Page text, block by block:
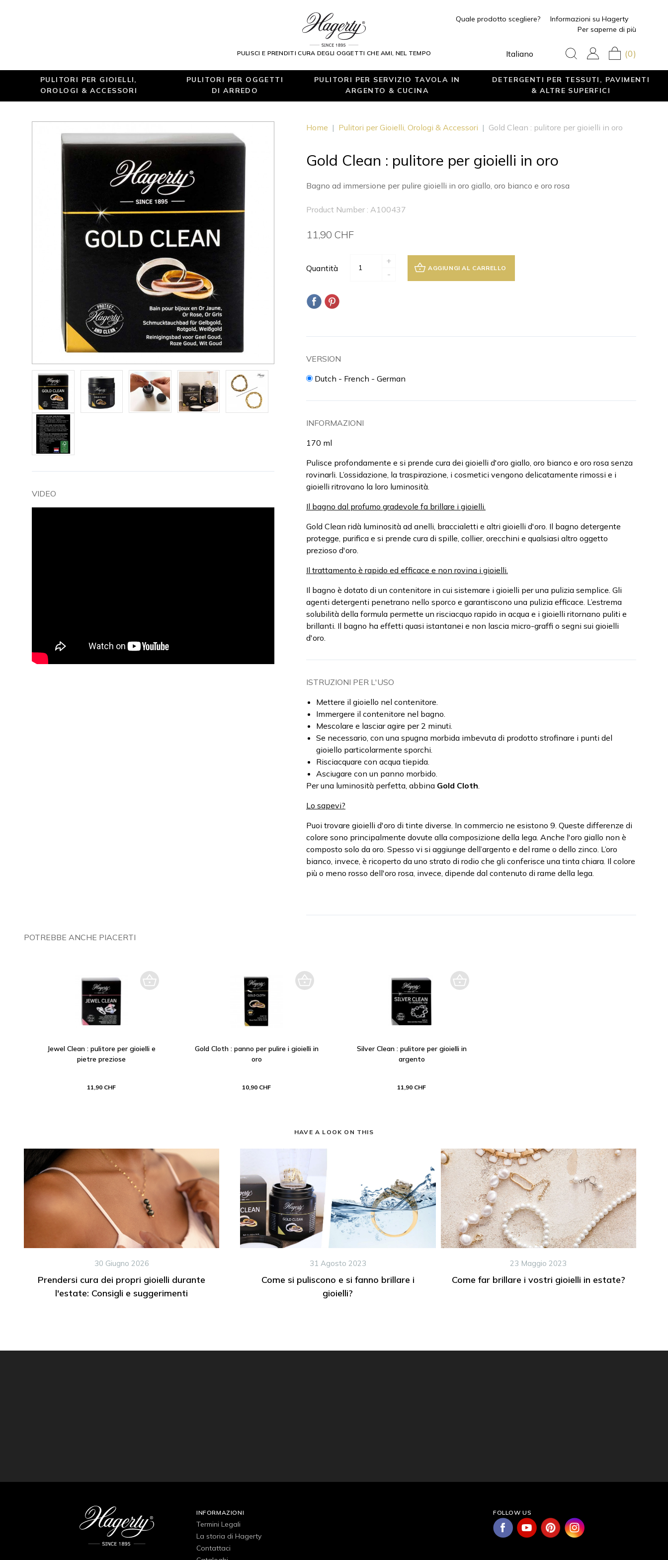
PULISCI E PRENDITI CURA DEGLI OGGETTI CHE AMI, NEL TEMPO
Quale prodotto scegliere?
Informazioni su Hagerty
Per saperne di più
Italiano (0)
PULITORI PER GIOIELLI,
OROLOGI & ACCESSORI
PULITORI PER OGGETTI
DI ARREDO
PULITORI PER SERVIZIO TAVOLA IN
ARGENTO & CUCINA
DETERGENTI PER TESSUTI, PAVIMENTI
& ALTRE SUPERFICI
VIDEO
Home | Pulitori per Gioielli, Orologi & Accessori | Gold Clean : pulitore per gioielli in oro
Gold Clean : pulitore per gioielli in oro
Bagno ad immersione per pulire gioielli in oro giallo, oro bianco e oro rosa
Product Number : A100437
11,90 CHF
Quantità
+
-
AGGIUNGI AL CARRELLO
VERSION
Dutch - French - German
INFORMAZIONI
170 ml
Pulisce profondamente e si prende cura dei gioielli d'oro giallo, oro bianco e oro rosa senza
rovinarli. L’ossidazione, la traspirazione, i cosmetici vengono delicatamente rimossi e i
gioielli ritrovano la loro luminosità.
Il bagno dal profumo gradevole fa brillare i gioielli.
Gold Clean ridà luminosità ad anelli, braccialetti e altri gioielli d'oro. Il bagno detergente
protegge, purifica e si prende cura di spille, collier, orecchini e qualsiasi altro oggetto
prezioso d'oro.
Il trattamento è rapido ed efficace e non rovina i gioielli.
Il bagno è dotato di un contenitore in cui sistemare i gioielli per una pulizia semplice. Gli
agenti detergenti penetrano nello sporco e garantiscono una pulizia efficace. L’estrema
solubilità della formula permette un risciacquo rapido in acqua e i gioielli ritornano puliti e
brillanti. Il bagno ha effetti quasi istantanei e non lascia micro-graffi o segni sui gioielli
d'oro.
ISTRUZIONI PER L'USO
Mettere il gioiello nel contenitore.
Immergere il contenitore nel bagno.
Mescolare e lasciar agire per 2 minuti.
Se necessario, con una spugna morbida imbevuta di prodotto strofinare i punti del
gioiello particolarmente sporchi.
Risciacquare con acqua tiepida.
Asciugare con un panno morbido.
Per una luminosità perfetta, abbina Gold Cloth.
Lo sapevi?
Puoi trovare gioielli d'oro di tinte diverse. In commercio ne esistono 9. Queste differenze di
colore sono principalmente dovute alla composizione della lega. Anche l'oro giallo non è
composto solo da oro. Spesso vi si aggiunge dell’argento e del rame o dello zinco. L’oro
bianco, invece, è ricoperto da uno strato di rodio che gli conferisce una tinta chiara. Il colore
più o meno rosso dell'oro rosa, invece, dipende dal contenuto di rame della lega.
POTREBBE ANCHE PIACERTI
Jewel Clean : pulitore per gioielli e
pietre preziose
11,90 CHF
Gold Cloth : panno per pulire i gioielli in
oro
10,90 CHF
Silver Clean : pulitore per gioielli in
argento
11,90 CHF
HAVE A LOOK ON THIS
30 Giugno 2026
Prendersi cura dei propri gioielli durante
l'estate: Consigli e suggerimenti
31 Agosto 2023
Come si puliscono e si fanno brillare i
gioielli?
23 Maggio 2023
Come far brillare i vostri gioielli in estate?
INFORMAZIONI
Termini Legali
La storia di Hagerty
Contattaci
FOLLOW US